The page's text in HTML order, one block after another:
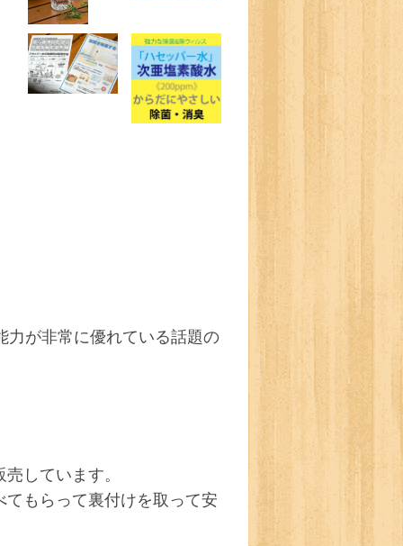
力が非常に優れている話題の
しています。
もらって裏付けを取って安